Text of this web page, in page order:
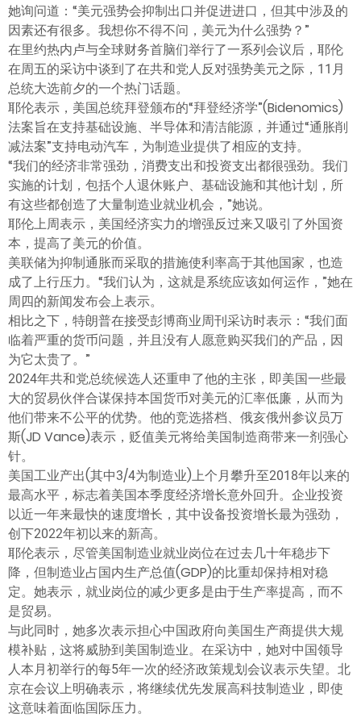
她询问道：“美元强势会抑制出口并促进进口，但其中涉及的
因素还有很多。我想你不得不问，美元为什么强势？”
在里约热内卢与全球财务首脑们举行了一系列会议后，耶伦
在周五的采访中谈到了在共和党人反对强势美元之际，11月
总统大选前夕的一个热门话题。
耶伦表示，美国总统拜登颁布的“拜登经济学”(Bidenomics)
法案旨在支持基础设施、半导体和清洁能源，并通过“通胀削
减法案”支持电动汽车，为制造业提供了相应的支持。
“我们的经济非常强劲，消费支出和投资支出都很强劲。我们
实施的计划，包括个人退休账户、基础设施和其他计划，所
有这些都创造了大量制造业就业机会，”她说。
耶伦上周表示，美国经济实力的增强反过来又吸引了外国资
本，提高了美元的价值。
美联储为抑制通胀而采取的措施使利率高于其他国家，也造
成了上行压力。“我们认为，这就是系统应该如何运作，”她在
周四的新闻发布会上表示。
相比之下，特朗普在接受彭博商业周刊采访时表示：“我们面
临着严重的货币问题，并且没有人愿意购买我们的产品，因
为它太贵了。”
2024年共和党总统候选人还重申了他的主张，即美国一些最
大的贸易伙伴合谋保持本国货币对美元的汇率低廉，从而为
他们带来不公平的优势。他的竞选搭档、俄亥俄州参议员万
斯(JD Vance)表示，贬值美元将给美国制造商带来一剂强心
针。
美国工业产出(其中3/4为制造业)上个月攀升至2018年以来的
最高水平，标志着美国本季度经济增长意外回升。企业投资
以近一年来最快的速度增长，其中设备投资增长最为强劲，
创下2022年初以来的新高。
耶伦表示，尽管美国制造业就业岗位在过去几十年稳步下
降，但制造业占国内生产总值(GDP)的比重却保持相对稳
定。她表示，就业岗位的减少更多是由于生产率提高，而不
是贸易。
与此同时，她多次表示担心中国政府向美国生产商提供大规
模补贴，这将威胁到美国制造业。在采访中，她对中国领导
人本月初举行的每5年一次的经济政策规划会议表示失望。北
京在会议上明确表示，将继续优先发展高科技制造业，即使
这意味着面临国际压力。